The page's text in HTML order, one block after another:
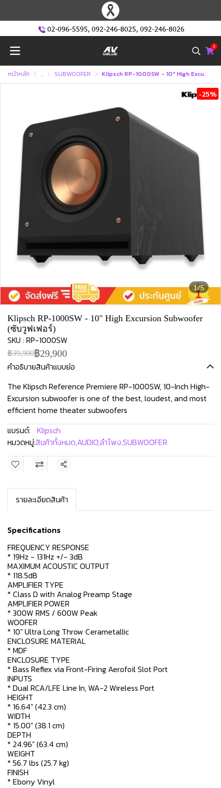
02-096-5595, 092-246-8025, 092-246-8026
0
หน้าหลัก ... SUBWOOFER Klipsch RP-1000SW - 10" High Excursion Subwoofer (ซับวูฟเฟอร์)
1/5
-25%
Klipsch RP-1000SW - 10" High Excursion Subwoofer
(ซับวูฟเฟอร์)
SKU : RP-1000SW
฿39,900฿29,900
คำอธิบายสินค้าแบบย่อ
The Klipsch Reference Premiere RP-1000SW, 10-Inch High-
Excursion subwoofer is one of the best, loudest, and most
efficient home theater subwoofers
แบรนด์: Klipsch
หมวดหมู่:สินค้าทั้งหมด,AUDIO,ลำโพง,SUBWOOFER
แชร์
รายละเอียดสินค้า
Specifications
FREQUENCY RESPONSE
* 19Hz - 131Hz +/- 3dB
MAXIMUM ACOUSTIC OUTPUT
* 118.5dB
AMPLIFIER TYPE
* Class D with Analog Preamp Stage
AMPLIFIER POWER
* 300W RMS / 600W Peak
WOOFER
* 10" Ultra Long Throw Cerametallic
ENCLOSURE MATERIAL
* MDF
ENCLOSURE TYPE
* Bass Reflex via Front-Firing Aerofoil Slot Port
INPUTS
* Dual RCA/LFE Line In, WA-2 Wireless Port
HEIGHT
* 16.64" (42.3 cm)
WIDTH
* 15.00" (38.1 cm)
DEPTH
* 24.96" (63.4 cm)
WEIGHT
* 56.7 lbs (25.7 kg)
FINISH
* Ebony Vinyl